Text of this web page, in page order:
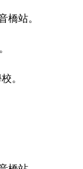
橋站。
。